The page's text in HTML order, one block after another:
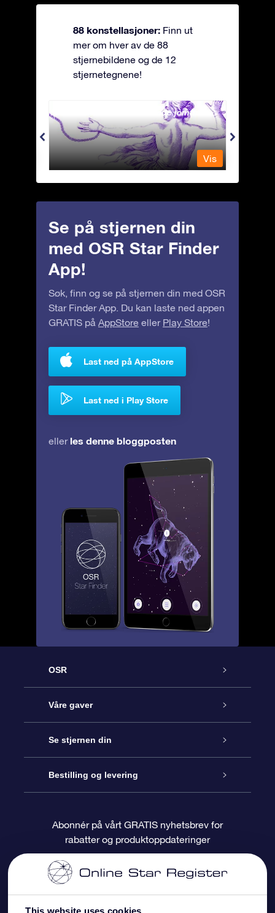
This website uses cookies
88 konstellasjoner: Finn ut
mer om hver av de 88
stjernebildene og de 12
stjernetegnene!
Andromeda - Den lenkede jomfrua
Vis
Se på stjernen din
med OSR Star Finder
App!
Søk, finn og se på stjernen din med OSR
Star Finder App. Du kan laste ned appen
GRATIS på AppStore eller Play Store!
Last ned på AppStore
Last ned i Play Store
eller les denne bloggposten
OSR
Kundeservice
Kontakt oss
Bloggen
Anmeldelser
Våre gaver
Online Stjernegave
OSR Gavepakke
OSR-gavekortet
Bedriftsgaver
Se stjernen din
Star Register
Pesontilpasset stjerneside
One Million Stars
Bestilling og levering
Betalingsinformasjon
Fraktinformasjon
Abonnér på vårt GRATIS nyhetsbrev for
rabatter og produktoppdateringer